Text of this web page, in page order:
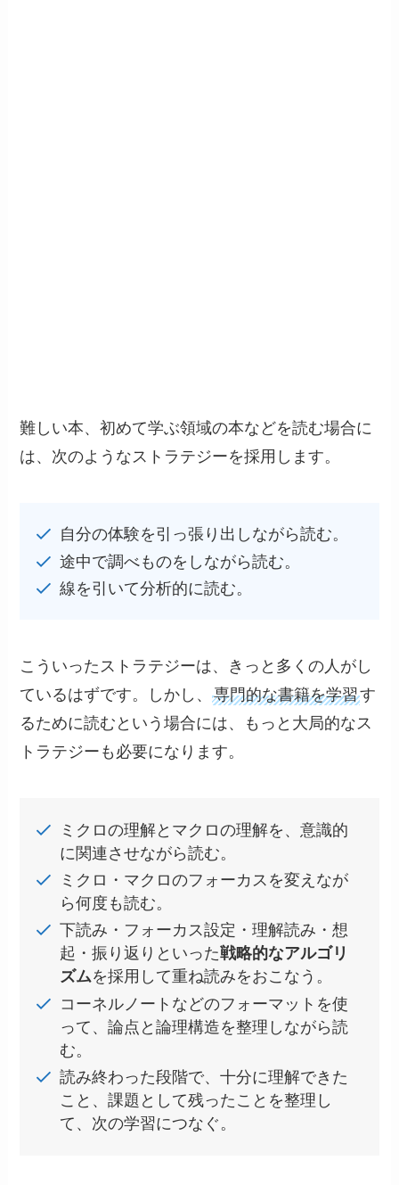
難しい本、初めて学ぶ領域の本などを読む場合に
は、次のようなストラテジーを採用します。
自分の体験を引っ張り出しながら読む。
途中で調べものをしながら読む。
線を引いて分析的に読む。
こういったストラテジーは、きっと多くの人がし
ているはずです。しかし、専門的な書籍を学習す
るために読むという場合には、もっと大局的なス
トラテジーも必要になります。
ミクロの理解とマクロの理解を、意識的
に関連させながら読む。
ミクロ・マクロのフォーカスを変えなが
ら何度も読む。
下読み・フォーカス設定・理解読み・想
起・振り返りといった戦略的なアルゴリ
ズムを採用して重ね読みをおこなう。
コーネルノートなどのフォーマットを使
って、論点と論理構造を整理しながら読
む。
読み終わった段階で、十分に理解できた
こと、課題として残ったことを整理し
て、次の学習につなぐ。